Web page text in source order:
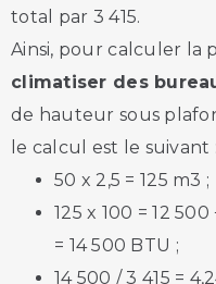
total par 3 415.
Ainsi, pour calculer la
climatiser des
de hauteur sous
le calcul est le suivant :
50 x 2,5 = 125 m3 ;
125 x 100 = 12
= 14 500 BTU ;
14 500 / 3 415 =